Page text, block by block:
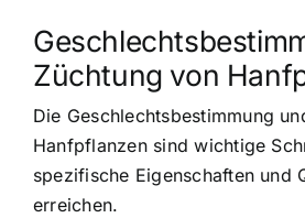
Züchtung von
Die Geschlechtsbestimmung
Hanfpflanzen sind wichtige
spezifische Eigenschaften und
erreichen.